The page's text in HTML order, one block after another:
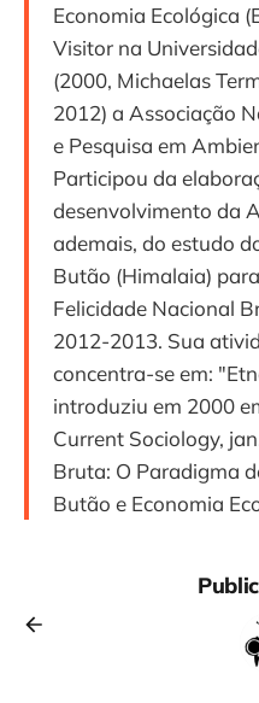
Economia Ecológica
Visitor na
(2000, Michaelas
2012) a Associação
e Pesquisa em
Participou da
desenvolvimento da
ademais, do estudo
Butão (Himalaia)
Felicidade Nacional
2012-2013. Sua
concentra-se em:
introduziu em 2000
Current Sociology,
Bruta: O Paradigma
Butão e Economia